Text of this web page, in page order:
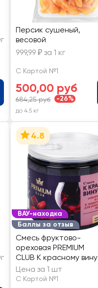
Персик сушеный,
весовой
999,99 ₽ за 1 кг
С Картой №1
500,00 руб
684,25 руб -26%
до 4.5 кг
ВАУ-находка
Баллы за отзыв
4.8
Смесь фруктово-
ореховая PREMIUM
CLUB К красному вину
Цена за 1 шт
С Картой №1